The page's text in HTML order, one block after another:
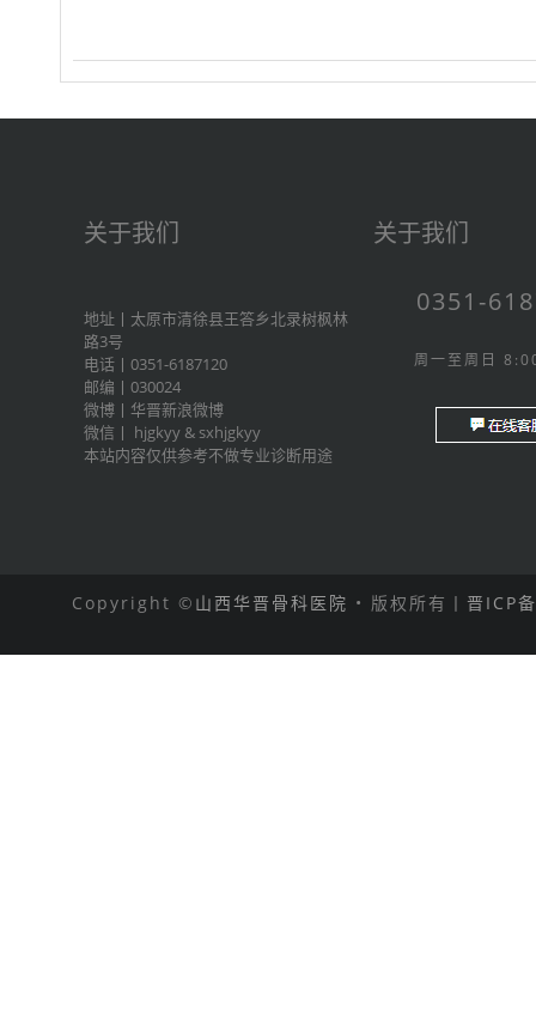
关于我们
地址丨太原市清徐县王答乡北录树枫林
路3号
电话丨0351-6187120
邮编丨030024
微博丨 华晋新浪微博
微信丨 hjgkyy & sxhjgkyy
本站内容仅供参考不做专业诊断用途
关于我们
0351-
周一至周日
Copyright © 山西华晋骨科医院 • 版权所有丨 晋ICP